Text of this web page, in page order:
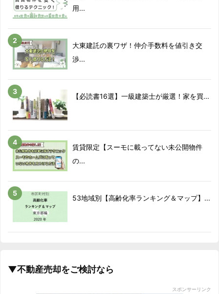
用...
大東建託の裏ワザ！仲介手数料を値引き交
渉...
【必読書16選】一級建築士が厳選！家を買...
賃貸限定【スーモに載ってない未公開物件
の...
53地域別【高齢化率ランキング＆マップ】...
▼不動産売却をご検討なら
スポンサーリンク